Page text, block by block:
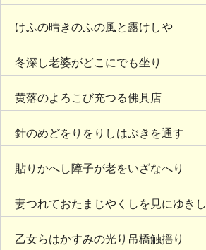
けふの晴きのふの風と露けしや
冬深し老婆がどこにでも坐り
黄落のよろこび充つる佛具店
針のめどをりをりしはぶきを通す
貼りかへし障子が老をいざなへり
妻つれておたまじやくしを見にゆきし
乙女らはかすみの光り吊橋触揺り